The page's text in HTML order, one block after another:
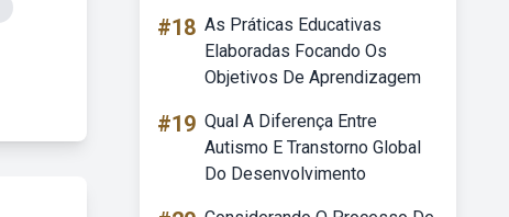
#18 As Práticas Educativas
Elaboradas Focando Os
Objetivos De Aprendizagem
#19 Qual A Diferença Entre
Autismo E Transtorno Global
Do Desenvolvimento